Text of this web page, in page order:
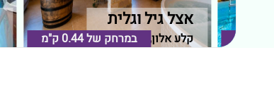
אצל גיל וגלית
קלע אלון, רמת הגולן
במרחק של0.44 ק"מ